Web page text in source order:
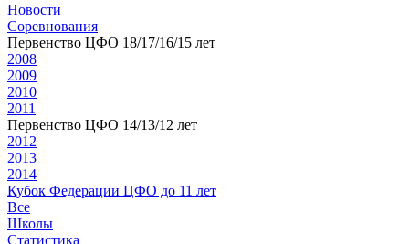
Новости
Соревнования
Первенство ЦФО 18/17/16/15 лет
2008
2009
2010
2011
Первенство ЦФО 14/13/12 лет
2012
2013
2014
Кубок Федерации ЦФО до 11 лет
Все
Школы
Статистика